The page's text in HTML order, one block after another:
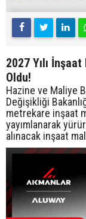
2027 Yılı
Oldu!
Hazine ve Maliye
Değişikliği
metrekare inşaat
yayımlanarak
alınacak inşaat